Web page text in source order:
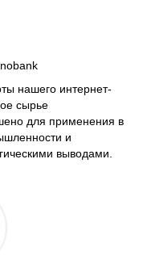
нашего интернет-
сырье
для применения в
и
выводами.